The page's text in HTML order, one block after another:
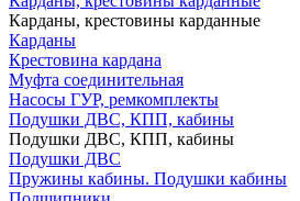
Карданы, крестовины карданные
Карданы
Крестовина кардана
Муфта соединительная
Насосы ГУР, ремкомплекты
Подушки ДВС, КПП, кабины
Подушки ДВС, КПП, кабины
Подушки ДВС
Пружины кабины. Подушки кабины